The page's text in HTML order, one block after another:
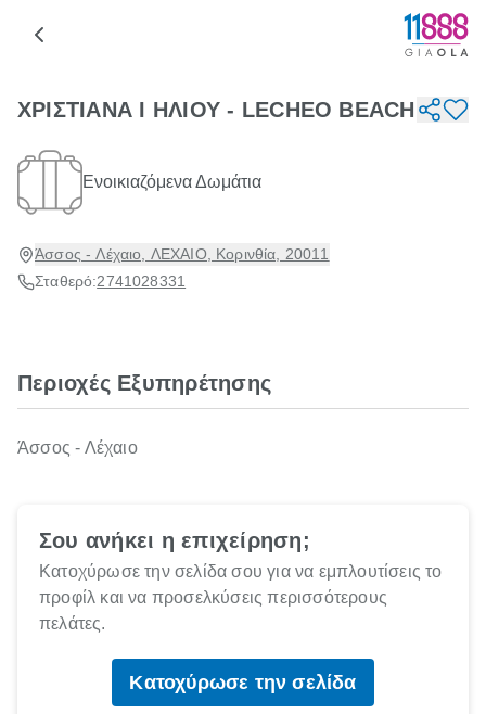
ΧΡΙΣΤΙΑΝΑ Ι ΗΛΙΟΥ - LECHEO BEACH
Ενοικιαζόμενα Δωμάτια
Άσσος - Λέχαιο, ΛΕΧΑΙΟ, Κορινθία, 20011
Σταθερό:2741028331
Περιοχές Εξυπηρέτησης
Άσσος - Λέχαιο
Σου ανήκει η επιχείρηση;
Κατοχύρωσε την σελίδα σου για να εμπλουτίσεις το
προφίλ και να προσελκύσεις περισσότερους
πελάτες.
Κατοχύρωσε την σελίδα